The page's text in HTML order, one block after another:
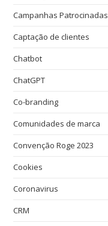
Campanhas Patrocinadas
Captação de clientes
Chatbot
ChatGPT
Co-branding
Comunidades de marca
Convenção Roge 2023
Cookies
Coronavirus
CRM